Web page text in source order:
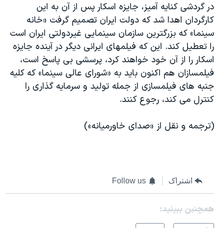
در گردشی کنایه آمیز، جایزه اسکار پس از آن به این
کارگردان اهدا شد که دولت ایران تصمیم گرفت «خانه
سینما» که بزرگترین سازمان سینمایی غیردولتی ایران است
را تعطیل کند. این که فیلمهای ایرانی دیگر در آینده جایزه
اسکار را از آن خود خواهند کرد، پرسشی بی پاسخ است،
فیلمسازان هم اکنون باید به «شورای عالی سینما» که کلیه
جنبه های فیلمسازی از جمله تولید و سرمایه گذاری را
کنترل می کند، رجوع کنند.
(ترجمه و نقل از «صدای خاورمیانه»)
اشتراک Follow us
همچنبن ببینید: